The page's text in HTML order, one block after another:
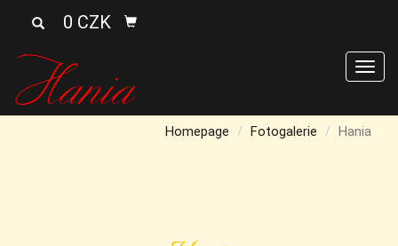
0 CZK
Homepage Fotogalerie Hania